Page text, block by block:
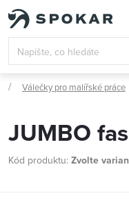
Přejít
obsah
Válečky pro malířské práce
JUMBO
Kód produktu: Zvolte